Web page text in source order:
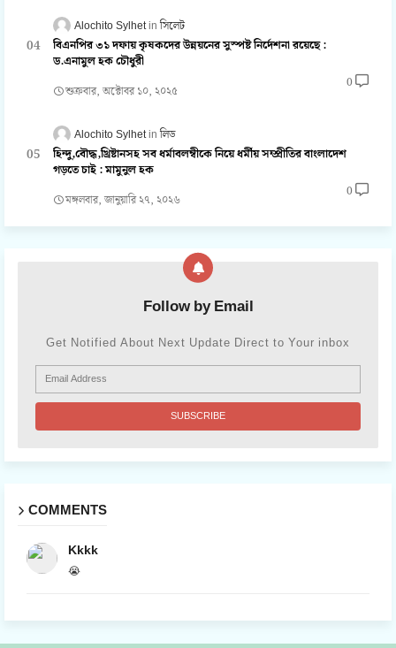
Alochito Sylhet সিলেট
বিএনপির ৩১ দফায় কৃষকদের উন্নয়নের সুস্পষ্ট নির্দেশনা রয়েছে :
ড.এনামুল হক চৌধুরী
শুক্রবার, অক্টোবর ১০, ২০২৫
0
Alochito Sylhet লিড
হিন্দু,বৌদ্ধ,খ্রিষ্টানসহ সব ধর্মাবলম্বীকে নিয়ে ধর্মীয় সম্প্রীতির বাংলাদেশ
গড়তে চাই : মামুনুল হক
মঙ্গলবার, জানুয়ারি ২৭, ২০২৬
0
Follow by Email
Get Notified About Next Update Direct to Your inbox
COMMENTS
Kkkk
😭